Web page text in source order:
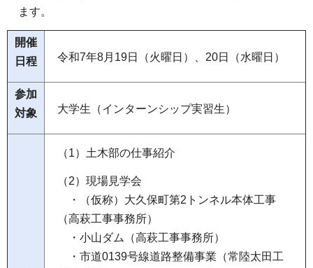
ます。
開催
日程
令和7年8月19日（火曜日）、20日（水曜日）
参加
対象
大学生（インターンシップ実習生）
（1）土木部の仕事紹介
（2）現場見学会
・（仮称）大久保町第2トンネル本体工事
（高萩工事事務所）
・小山ダム（高萩工事事務所）
・市道0139号線道路整備事業（常陸太田工